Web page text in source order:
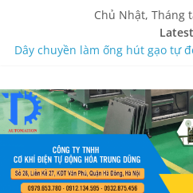
Chủ Nhật, Tháng
Dây chuyền làm ống hút gạo tự
Máy kiểm tra trọng lượng sản
Máy đóng gói kẹo tự động –
Máy đóng gói trà túi lọc dạng túi